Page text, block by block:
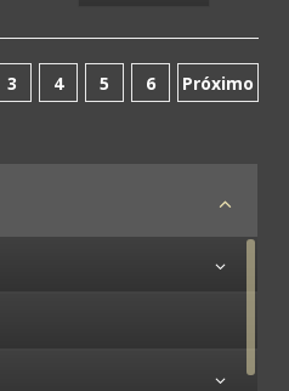
3 4 5 6 Próximo